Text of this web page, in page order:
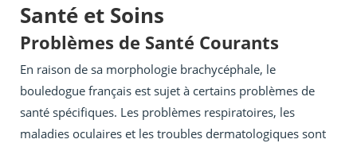
Santé et Soins
Problèmes de Santé Courants
En raison de sa morphologie brachycéphale, le
bouledogue français est sujet à certains problèmes de
santé spécifiques. Les problèmes respiratoires, les
maladies oculaires et les troubles dermatologiques sont